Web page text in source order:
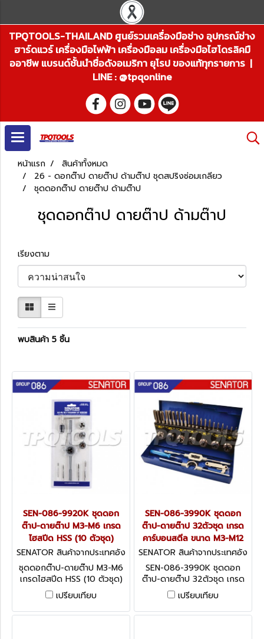
TPQTOOLS-THAILAND ศูนย์รวมเครื่องมือช่าง อุปกรณ์ช่าง
ฮาร์ดแวร์ เครื่องมือไฟฟ้า เครื่องมือลม เครื่องมือไฮโดรลิคมื
ออาชีพ แบรนด์ชั้นนำชื่อดังอเมริกา ยุโรป ของแท้ทุกรายการ |
LINE : @tpqonline
หน้าแรก
สินค้าทั้งหมด
26 - ดอกต๊าป ดายต๊าป ด้ามต๊าป ชุดสปริงซ่อมเกลียว
ชุดดอกต๊าป ดายต๊าป ด้ามต๊าป
ชุดดอกต๊าป ดายต๊าป ด้ามต๊าป
เรียงตาม
พบสินค้า 5 ชิ้น
SEN-086-9920K ชุดดอก
ต๊าป-ดายต๊าป M3-M6 เกรด
ไฮสปีด HSS (10 ตัวชุด)
SENATOR สินค้าจากประเทศอัง
กฤษ SEN-086-9920K
ชุดดอกต๊าป-ดายต๊าป M3-M6
เกรดไฮสปีด HSS (10 ตัวชุด)
10 piece set of machine
ground HSS taps and dies
for general workshop and
เปรียบเทียบ
SEN-086-3990K ชุดดอก
ต๊าป-ดายต๊าป 32ตัวชุด เกรด
คาร์บอนสตีล ขนาด M3-M12
SENATOR สินค้าจากประเทศอัง
กฤษ SEN-086-3990K
SEN-086-3990K ชุดดอก
ต๊าป-ดายต๊าป 32ตัวชุด เกรด
คาร์บอนสตีล ขนาด M3-M12
ประกอบด้วยดอกต๊าปเกลียว
ลูกต๊าปกลม พร้อมด้าม ชนิด
เปรียบเทียบ